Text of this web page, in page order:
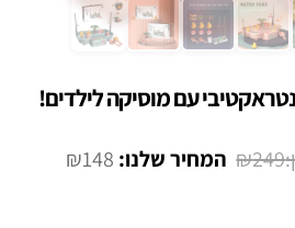
עם מוסיקה לילדים!
₪249
המחיר
₪148 המחיר